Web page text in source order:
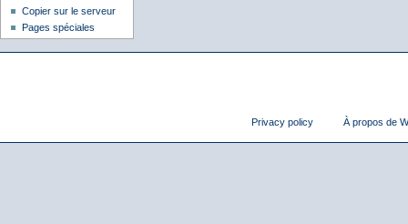
Copier sur le serveur
Pages spéciales
Privacy policy À propos de